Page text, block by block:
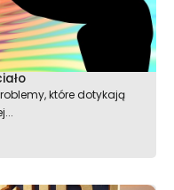
które dotykają